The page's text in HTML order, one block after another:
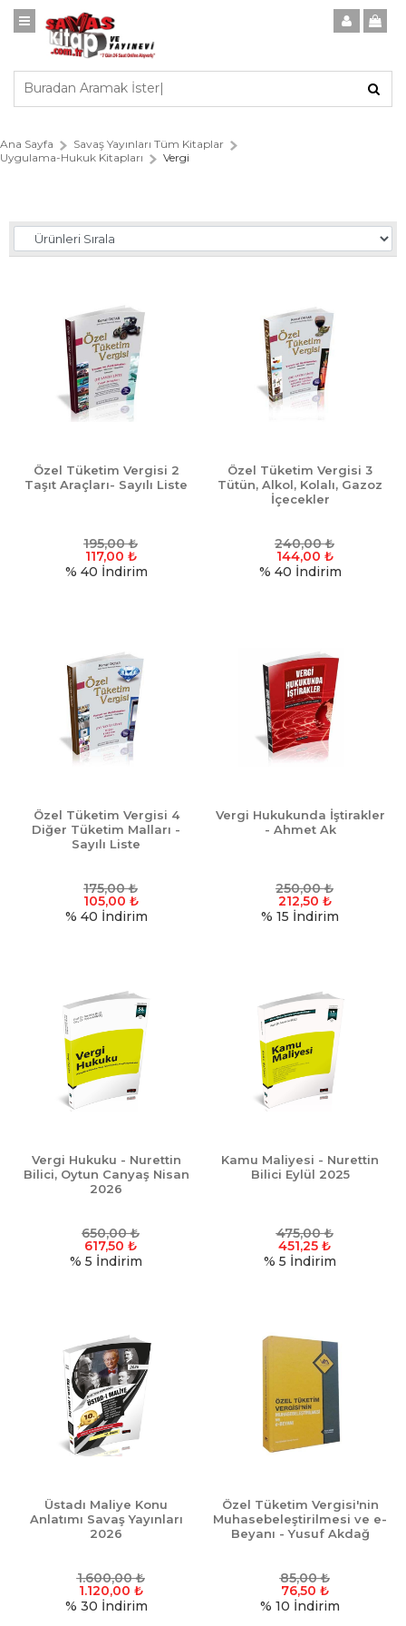
Ana Sayfa
Savaş Yayınları Tüm Kitaplar
Uygulama-Hukuk Kitapları
Vergi
Özel Tüketim Vergisi 2
Taşıt Araçları- Sayılı Liste
195,00₺
117,00 ₺
% 40 İndirim
Özel Tüketim Vergisi 3
Tütün, Alkol, Kolalı, Gazoz
İçecekler
240,00₺
144,00 ₺
% 40 İndirim
Özel Tüketim Vergisi 4
Diğer Tüketim Malları -
Sayılı Liste
175,00₺
105,00 ₺
% 40 İndirim
Vergi Hukukunda İştirakler
- Ahmet Ak
250,00₺
212,50 ₺
% 15 İndirim
Vergi Hukuku - Nurettin
Bilici, Oytun Canyaş Nisan
2026
650,00₺
617,50 ₺
% 5 İndirim
Kamu Maliyesi - Nurettin
Bilici Eylül 2025
475,00₺
451,25 ₺
% 5 İndirim
Üstadı Maliye Konu
Anlatımı Savaş Yayınları
2026
1.600,00₺
1.120,00 ₺
% 30 İndirim
Özel Tüketim Vergisi'nin
Muhasebeleştirilmesi ve e-
Beyanı - Yusuf Akdağ
85,00₺
76,50 ₺
% 10 İndirim